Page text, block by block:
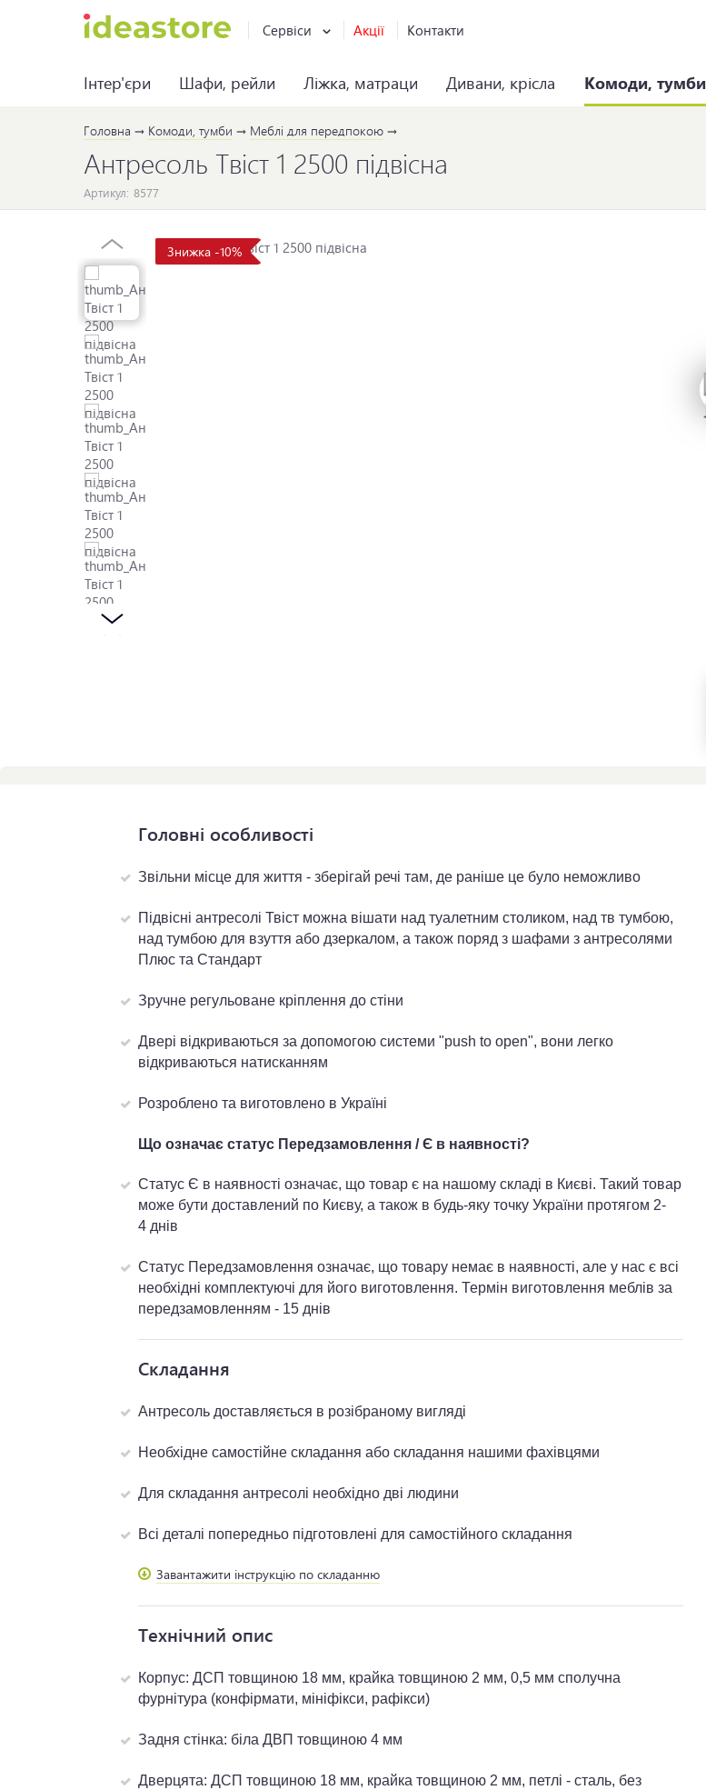
Сервіси Акції Контакти
Інтер'єри Шафи, рейли Ліжка, матраци Дивани, крісла Комоди, тумби
Головна Комоди, тумби Меблі для передпокою
Антресоль Твіст 1 2500 підвісна
Артикул: 8577
Знижка -10%
Головні особливості
Звільни місце для життя - зберігай речі там, де раніше це було неможливо
Підвісні антресолі Твіст можна вішати над туалетним столиком, над тв тумбою,
над тумбою для взуття або дзеркалом, а також поряд з шафами з антресолями
Плюс та Стандарт
Зручне регульоване кріплення до стіни
Двері відкриваються за допомогою системи "push to open", вони легко
відкриваються натисканням
Розроблено та виготовлено в Україні
Що означає статус Передзамовлення / Є в наявності?
Статус Є в наявності означає, що товар є на нашому складі в Києві. Такий товар
може бути доставлений по Києву, а також в будь-яку точку України протягом 2-
4 днів
Статус Передзамовлення означає, що товару немає в наявності, але у нас є всі
необхідні комплектуючі для його виготовлення. Термін виготовлення меблів за
передзамовленням - 15 днів
Складання
Антресоль доставляється в розібраному вигляді
Необхідне самостійне складання або складання нашими фахівцями
Для складання антресолі необхідно дві людини
Всі деталі попередньо підготовлені для самостійного складання
Завантажити інструкцію по складанню
Технічний опис
Корпус: ДСП товщиною 18 мм, крайка товщиною 2 мм, 0,5 мм сполучна
фурнітура (конфірмати, мініфікси, рафікси)
Задня стінка: біла ДВП товщиною 4 мм
Дверцята: ДСП товщиною 18 мм, крайка товщиною 2 мм, петлі - сталь, без